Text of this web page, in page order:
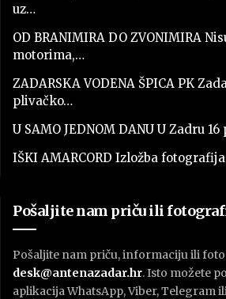
uz…
OD BRANIMIRA DO ZVONIMIRA
motorima,…
ZADARSKA VODENA ŠPICA PK
plivačko…
U SAMO JEDNOM DANU U Zadru
IŠKI AMARCORD Izložba
Pošaljite nam priču ili
Pošaljite nam priču, informaciju ili
desk@antenazadar.hr. Isto možete
aplikacija WhatsApp, Viber, Telegram